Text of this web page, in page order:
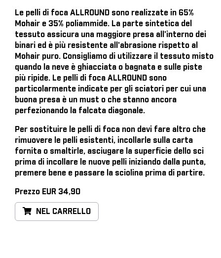
Le pelli di foca ALLROUND sono realizzate in 65%
Mohair e 35% poliammide. La parte sintetica del
tessuto assicura una maggiore presa all'interno dei
binari ed è più resistente all'abrasione rispetto al
Mohair puro. Consigliamo di utilizzare il tessuto misto
quando la neve è ghiacciata o bagnata e sulle piste
più ripide. Le pelli di foca ALLROUND sono
particolarmente indicate per gli sciatori per cui una
buona presa è un must o che stanno ancora
perfezionando la falcata diagonale.
Per sostituire le pelli di foca non devi fare altro che
rimuovere le pelli esistenti, incollarle sulla carta
fornita o smaltirle, asciugare la superficie dello sci
prima di incollare le nuove pelli iniziando dalla punta,
premere bene e passare la sciolina prima di partire.
Prezzo EUR 34,90
NEL CARRELLO